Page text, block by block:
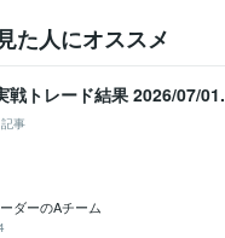
た人にオススメ
戦トレード結果 2026/07/01.
記事
ダーのAチーム